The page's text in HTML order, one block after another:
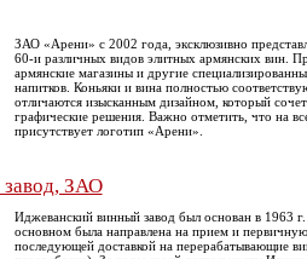
ЗАО «Арени» с 2002 года, эксклюзивно
60-и различных видов элитных армянских вин.
армянские магазины и другие
напитков. Коньяки и вина полностью
отличаются изысканным дизайном, который
графические решения. Важно отметить, что на
присутствует логотип «Арени».
ЗАО
Иджеванский винный завод был основан в 1963 г.
основном была направлена на прием и
последующей доставкой на перерабатывающие